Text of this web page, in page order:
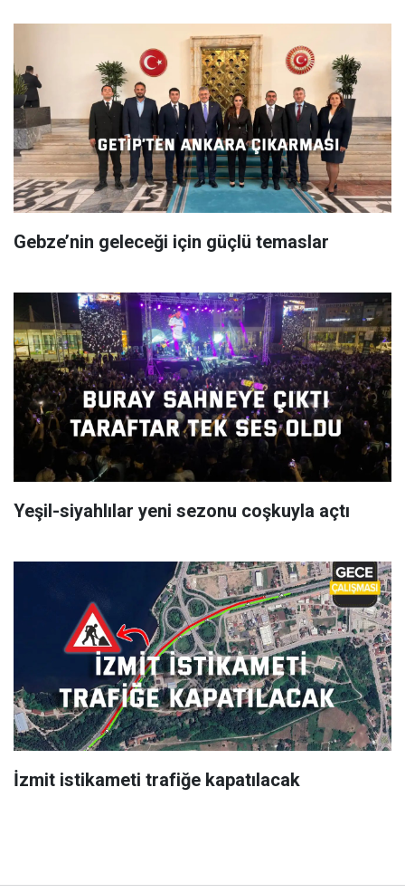
Gebze’nin geleceği için güçlü temaslar
Yeşil-siyahlılar yeni sezonu coşkuyla açtı
İzmit istikameti trafiğe kapatılacak